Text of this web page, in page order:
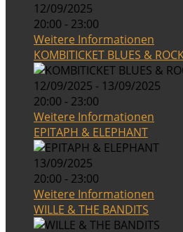
12/09/2025
20:00 - 23:00
Weitere Informationen
KOMBITICKET BLUES &
12/09/2025 - 13/09/2025
20:00 - 23:00
Weitere Informationen
EPITAPH & ELEPHANT
13/09/2025
20:00 - 23:00
Weitere Informationen
WILLE & THE BANDITS